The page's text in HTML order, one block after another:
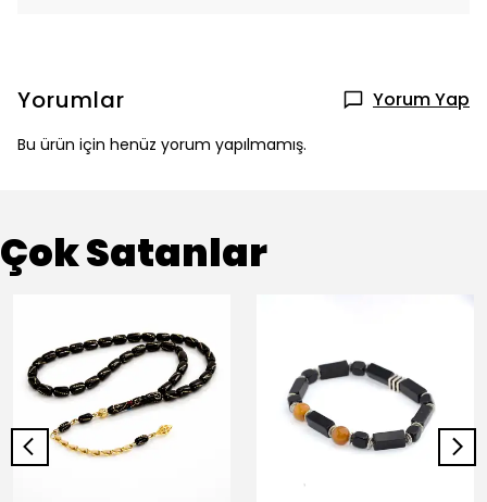
Yorumlar Yorum Yap
Bu ürün için henüz yorum yapılmamış.
Çok Satanlar